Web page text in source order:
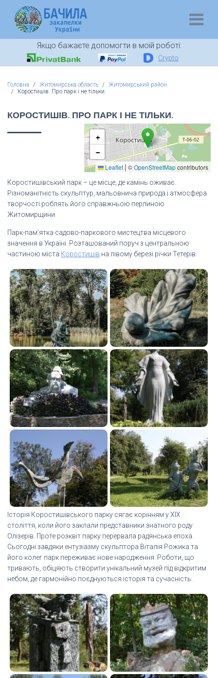
Якщо бажаєте допомогти в моїй роботі:
Crypto
Головна Житомирська область
Житомирський район
Коростишів. Про парк і не тільки.
КОРОСТИШІВ. ПРО ПАРК І НЕ ТІЛЬКИ.
+
−
Leaflet | ©OpenStreetMapcontributors
Коростишівський парк – це місце, де камінь оживає.
Різноманітність скульптур, мальовнича природа і атмосфера
творчості роблять його справжньою перлиною
Житомирщини.
Парк-пам’ятка садово-паркового мистецтва місцевого
значення в Україні. Розташований поруч з центральною
частиною міста Коростишів на лівому березі річки Тетерів.
Історія Коростишівського парку сягає корінням у XIX
століття, коли його заклали представники знатного роду
Олізерів. Проте розквіт парку перервала радянська епоха.
Сьогодні завдяки ентузіазму скульптора Віталія Рожика та
його колег парк переживає нове народження. Роботи, що
тривають, обіцяють створити унікальний музей під відкритим
небом, де гармонійно поєднуються історія та сучасність.